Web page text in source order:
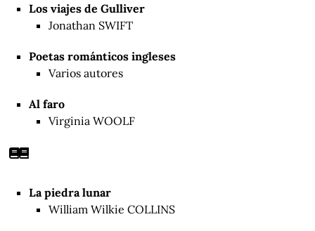
Los viajes de Gulliver
Jonathan SWIFT
Poetas románticos ingleses
Varios autores
Al faro
Virginia WOOLF
La piedra lunar
William Wilkie COLLINS